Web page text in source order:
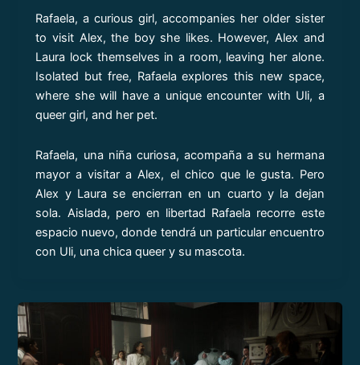
Rafaela, a curious girl, accompanies her older sister
to visit Alex, the boy she likes. However, Alex and
Laura lock themselves in a room, leaving her alone.
Isolated but free, Rafaela explores this new space,
where she will have a unique encounter with Uli, a
queer girl, and her pet.
Rafaela, una niña curiosa, acompaña a su hermana
mayor a visitar a Alex, el chico que le gusta. Pero
Alex y Laura se encierran en un cuarto y la dejan
sola. Aislada, pero en libertad Rafaela recorre este
espacio nuevo, donde tendrá un particular encuentro
con Uli, una chica queer y su mascota.